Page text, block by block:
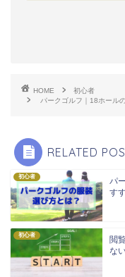
HOME
初心者
パークゴルフ｜18ホール
RELATED
初心者
パ
す
初心者
閲
な